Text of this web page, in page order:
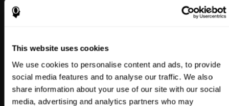
This website uses cookies
We use cookies to personalise content and ads, to provide
social media features and to analyse our traffic. We also
share information about your use of our site with our social
media, advertising and analytics partners who may
Entdecken CogniFit